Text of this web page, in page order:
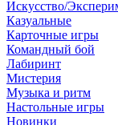
Искусство/
Казуальные
Карточные игры
Командный бой
Лабиринт
Мистерия
Музыка и ритм
Настольные игры
Новинки